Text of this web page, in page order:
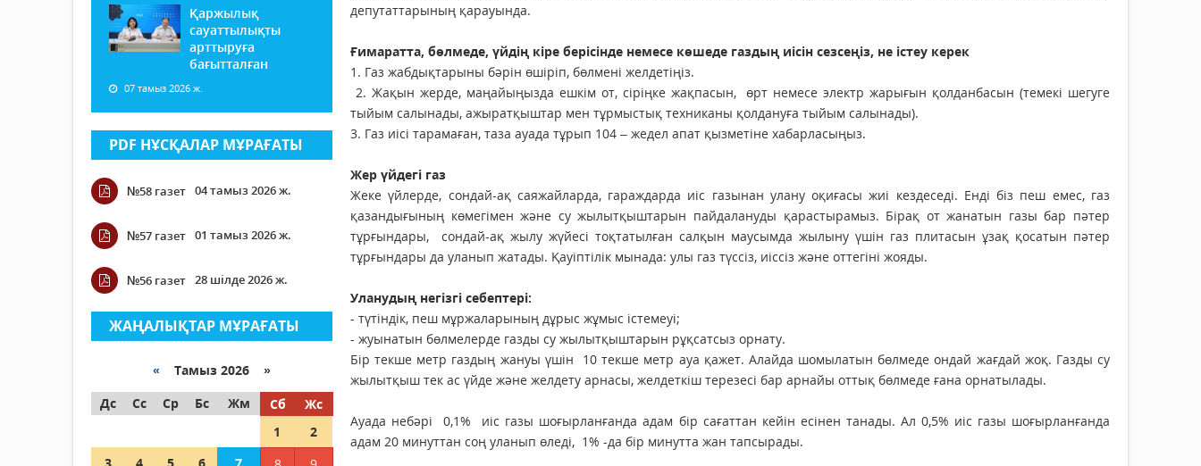
Қаржылық
сауаттылықты
арттыруға
бағытталған
07 тамыз 2026 ж.
PDF НҰСҚАЛАР МҰРАҒАТЫ
№58 газет 04 тамыз 2026 ж.
№57 газет 01 тамыз 2026 ж.
№56 газет 28 шілде 2026 ж.
ЖАҢАЛЫҚТАР МҰРАҒАТЫ
« Тамыз 2026 »
Дс
Сс Ср Бс Жм Сб
Жс
1
2
депутаттарының қарауында.
Ғимаратта, бөлмеде, үйдің кіре берісінде немесе көшеде газдың иісін сезсеңіз, не істеу керек
1. Газ жабдықтарыны бәрін өшіріп, бөлмені желдетіңіз.
2. Жақын жерде, маңайыңызда ешкім от, сіріңке жақпасын, өрт немесе электр жарығын қолданбасын (темекі шегуге
тыйым салынады, ажыратқыштар мен тұрмыстық техниканы қолдануға тыйым салынады).
3. Газ иісі тарамаған, таза ауада тұрып 104 – жедел апат қызметіне хабарласыңыз.
Жер үйдегі газ
Жеке үйлерде, сондай-ақ саяжайларда, гараждарда иіс газынан улану оқиғасы жиі кездеседі. Енді біз пеш емес, газ
қазандығының көмегімен және су жылытқыштарын пайдалануды қарастырамыз. Бірақ от жанатын газы бар пәтер
тұрғындары, сондай-ақ жылу жүйесі тоқтатылған салқын маусымда жылыну үшін газ плитасын ұзақ қосатын пәтер
тұрғындары да уланып жатады. Қауіптілік мынада: улы газ түссіз, иіссіз және оттегіні жояды.
Уланудың негізгі себептері:
- түтіндік, пеш мұржаларының дұрыс жұмыс істемеуі;
- жуынатын бөлмелерде газды су жылытқыштарын рұқсатсыз орнату.
Бір текше метр газдың жануы үшін 10 текше метр ауа қажет. Алайда шомылатын бөлмеде ондай жағдай жоқ. Газды су
жылытқыш тек ас үйде және желдету арнасы, желдеткіш терезесі бар арнайы оттық бөлмеде ғана орнатылады.
Ауада небәрі 0,1% иіс газы шоғырланғанда адам бір сағаттан кейін есінен танады. Ал 0,5% иіс газы шоғырланғанда
адам 20 минуттан соң уланып өледі, 1% -да бір минутта жан тапсырады.